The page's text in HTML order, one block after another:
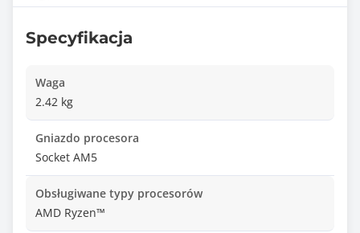
Specyfikacja
Waga
2.42 kg
Gniazdo procesora
Socket AM5
Obsługiwane typy procesorów
AMD Ryzen™